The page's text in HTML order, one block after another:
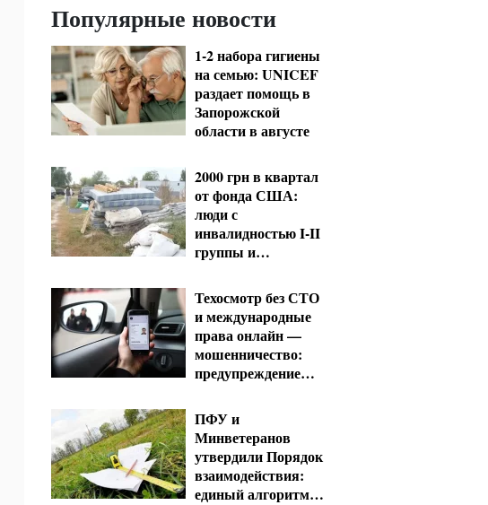
Популярные новости
1-2 набора гигиены
на семью: UNICEF
раздает помощь в
Запорожской
области в августе
2000 грн в квартал
от фонда США:
люди с
инвалидностью I-II
группы и
получат выплаты
Техосмотр без СТО
и международные
права онлайн —
мошенничество:
предупреждение
ПФУ и
Минветеранов
утвердили Порядок
взаимодействия:
единый алгоритм